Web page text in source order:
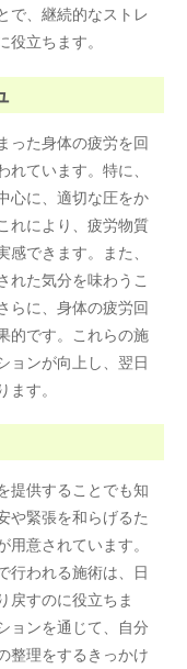
で、継続的なストレ
立ちます。
った身体の疲労を回
ています。特に、
心に、適切な圧をか
れにより、疲労物質
できます。また、
れた気分を味わうこ
らに、身体の疲労回
的です。これらの施
ョンが向上し、翌日
す。
提供することでも知
や緊張を和らげるた
意されています。
行われる施術は、日
戻すのに役立ちま
ョンを通じて、自分
整理をするきっかけ